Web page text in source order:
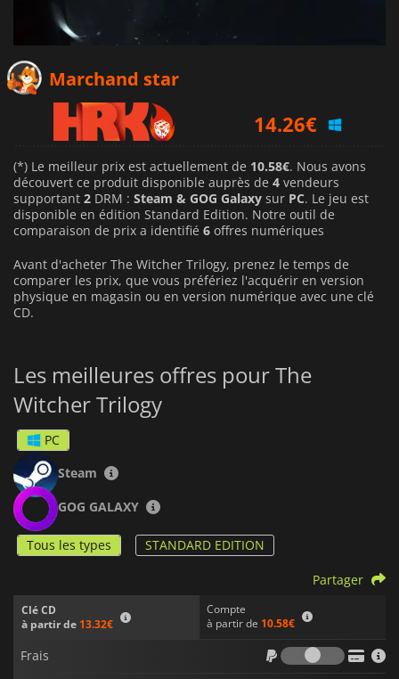
Marchand star
14.26€
15.25€
(*) Le meilleur prix est actuellement de 10.58€. Nous avons
découvert ce produit disponible auprès de 4 vendeurs
supportant 2 DRM : Steam & GOG Galaxy sur PC. Le jeu est
disponible en édition Standard Edition. Notre outil de
comparaison de prix a identifié 6 offres numériques
Avant d'acheter The Witcher Trilogy, prenez le temps de
comparer les prix, que vous préfériez l'acquérir en version
physique en magasin ou en version numérique avec une clé
CD.
Les meilleures offres pour The
Witcher Trilogy
PC
Steam
GOG GALAXY
Tous les types STANDARD EDITION
Clé CD
à partir de 13.32€
Compte
à partir de 10.58€
Partager
Frais
Frais